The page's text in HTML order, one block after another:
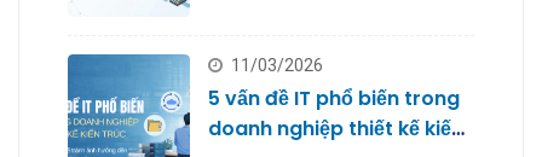
11/03/2026
5 vấn đề IT phổ biến trong
doanh nghiệp thiết kế kiến